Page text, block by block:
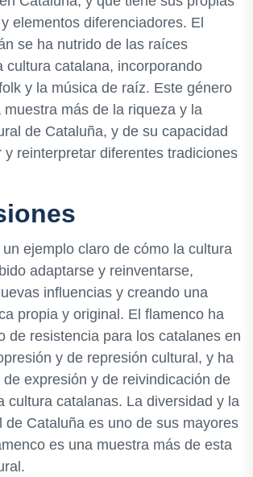
elementos diferenciadores. El
se ha nutrido de las raíces
cultura catalana, incorporando
y la música de raíz. Este género
muestra más de la riqueza y la
de Cataluña, y de su capacidad
y reinterpretar diferentes tradiciones
ejemplo claro de cómo la cultura
adaptarse y reinventarse,
influencias y creando una
propia y original. El flamenco ha
de resistencia para los catalanes en
y de represión cultural, y ha
expresión y de reivindicación de
cultura catalanas. La diversidad y la
de Cataluña es uno de sus mayores
es una muestra más de esta